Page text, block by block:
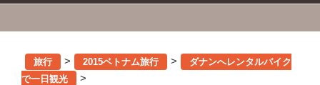
旅行 > 2015ベトナム旅行 >
ダナンへレンタルバイク
で一日観光
>